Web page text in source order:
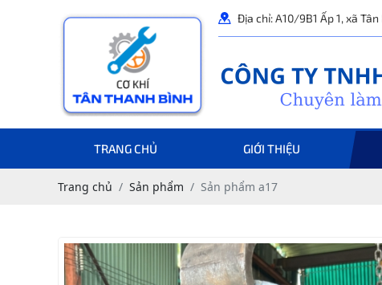
Địa chỉ: A10/9B1 Ấp 1, xã
TRANG CHỦ GIỚI THIỆU
Trang chủ Sản phẩm Sản phẩm a17